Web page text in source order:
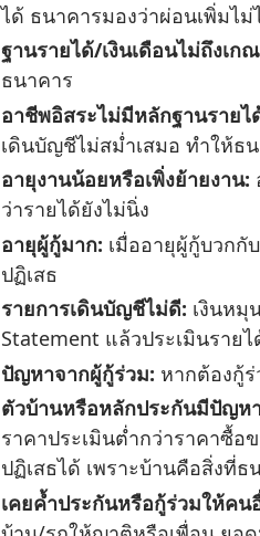
ได้ ธนาคารมองว่าผ่อนเพิ่มไม่
ฐานรายได้/เงินเดือนไม่ถึงเก
ธนาคาร
อาชีพอิสระไม่มีหลักฐานรายไ
เดินบัญชีไม่สม่ำเสมอ ทำให้ธ
อายุงานน้อยหรือเพิ่งย้ายงาน:
ว่ารายได้ยังไม่นิ่ง
อายุผู้กู้มาก: เมื่ออายุผู้กู้บวกกั
ปฏิเสธ
รายการเดินบัญชีไม่ดี: เงินหมุ
Statement แล้วประเมินราย
ปัญหาจากผู้กู้ร่วม: หากต้องกู้
ตัวบ้านหรือหลักประกันมีปัญห
ราคาประเมินต่ำกว่าราคาซื้
ปฏิเสธได้ เพราะบ้านคือสิ่งที่
เคยค้ำประกันหรือกู้ร่วมให้คน